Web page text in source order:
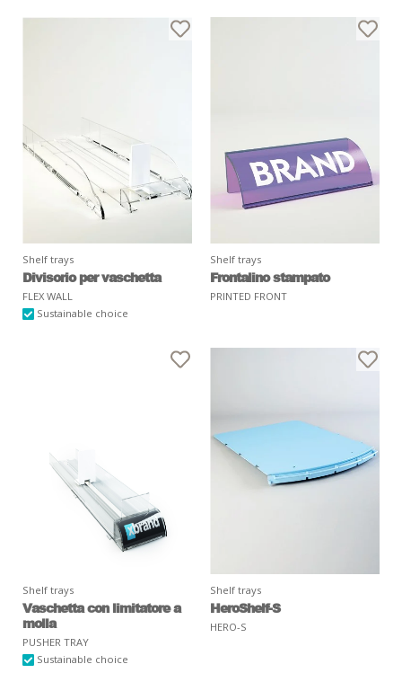
Shelf trays
Divisorio per vaschetta
FLEX WALL
Sustainable choice
Shelf trays
Frontalino stampato
PRINTED FRONT
Shelf trays
Vaschetta con limitatore a
molla
PUSHER TRAY
Sustainable choice
Shelf trays
HeroShelf-S
HERO-S